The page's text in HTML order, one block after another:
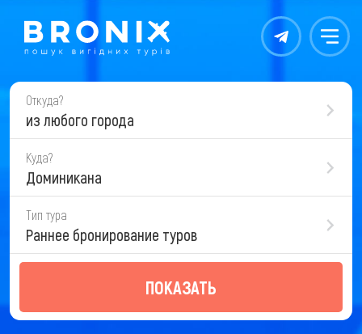
Контакты Меню
Откуда?
из любого города
Куда?
Доминикана
Тип тура
Раннее бронирование туров
ПОКАЗАТЬ